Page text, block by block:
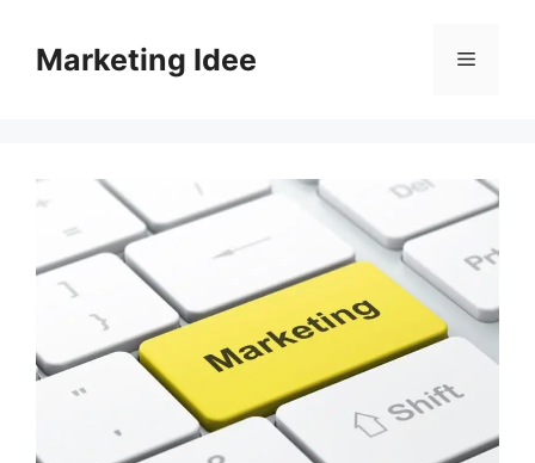
contenuto
Marketing Idee Menu